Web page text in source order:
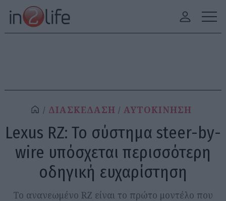
ΔΙΑΣΚΕΔΑΣΗ ΑΥΤΟΚΙΝΗΣΗ
Lexus RΖ: Το σύστημα steer-by-
wire υπόσχεται περισσότερη
οδηγική ευχαρίστηση
Το ανανεωμένο RZ είναι το πρώτο μοντέλο που